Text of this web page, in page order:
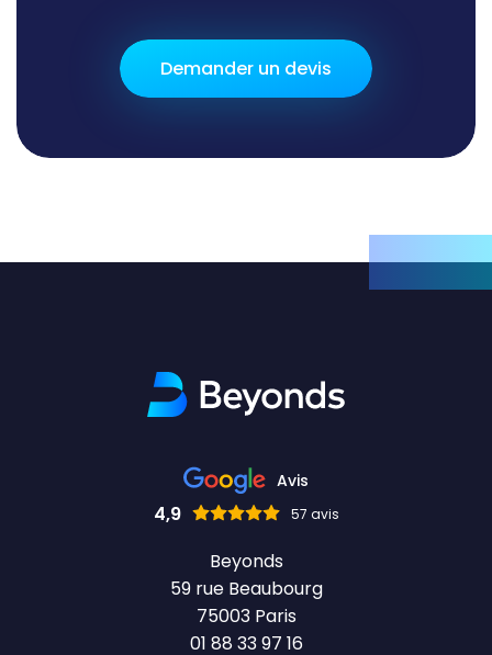
Demander un devis
Avis
4,9 57 avis
Beyonds
59 rue Beaubourg
75003 Paris
01 88 33 97 16